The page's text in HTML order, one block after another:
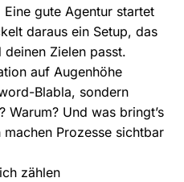
gute Agentur startet
daraus ein Setup, das
Zielen passt.
auf Augenhöhe
Blabla, sondern
Warum? Und was bringt’s
Prozesse sichtbar
zählen